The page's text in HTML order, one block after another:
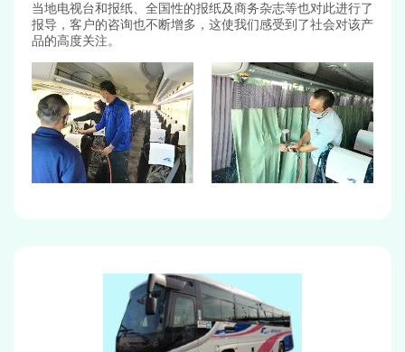
当地电视台和报纸、全国性的报纸及商务杂志等也对此进行了
报导，客户的咨询也不断增多，这使我们感受到了社会对该产
品的高度关注。